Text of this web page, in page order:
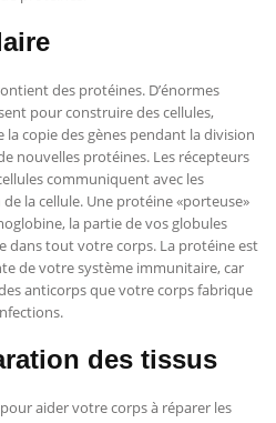
des protéines. D’énormes
pour construire des cellules,
copie des gènes pendant la division
nouvelles protéines. Les récepteurs
communiquent avec les
la cellule. Une protéine «porteuse»
la partie de vos globules
dans tout votre corps. La protéine est
de votre système immunitaire, car
anticorps que votre corps fabrique
des tissus
aider votre corps à réparer les